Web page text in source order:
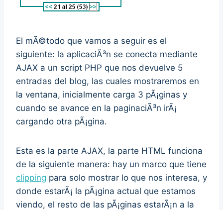
El mÃ©todo que vamos a seguir es el
siguiente: la aplicaciÃ³n se conecta mediante
AJAX a un script PHP que nos devuelve 5
entradas del blog, las cuales mostraremos en
la ventana, inicialmente carga 3 pÃ¡ginas y
cuando se avance en la paginaciÃ³n irÃ¡
cargando otra pÃ¡gina.
Esta es la parte AJAX, la parte HTML funciona
de la siguiente manera: hay un marco que tiene
clipping para solo mostrar lo que nos interesa, y
donde estarÃ¡ la pÃ¡gina actual que estamos
viendo, el resto de las pÃ¡ginas estarÃ¡n a la